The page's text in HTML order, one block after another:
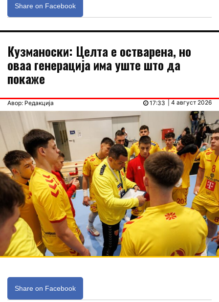
Share on Facebook
Кузманоски: Целта е остварена, но
оваа генерација има уште што да
покаже
Авор: Редакција | 4 август 2026
17:33
Share on Facebook